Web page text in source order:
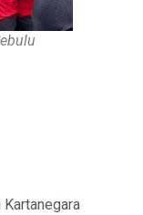
Kartanegara